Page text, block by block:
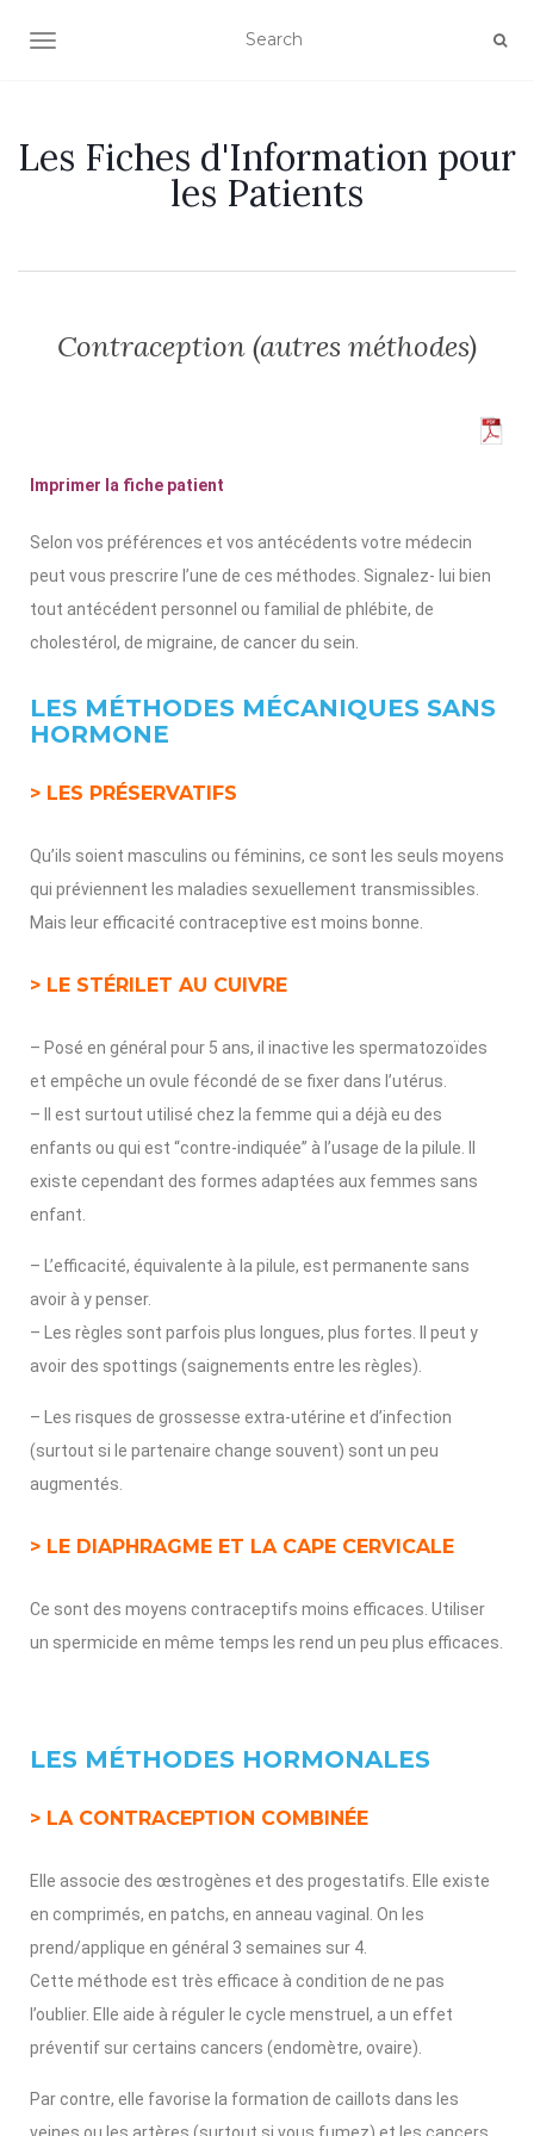
OUVRIR/FERMER LA NAVIGATION
Les Fiches d'Information pour
les Patients
Contraception (autres méthodes)
Imprimer la fiche patient
Selon vos préférences et vos antécédents votre médecin
peut vous prescrire l’une de ces méthodes. Signalez- lui bien
tout antécédent personnel ou familial de phlébite, de
cholestérol, de migraine, de cancer du sein.
LES MÉTHODES MÉCANIQUES SANS
HORMONE
> LES PRÉSERVATIFS
Qu’ils soient masculins ou féminins, ce sont les seuls moyens
qui préviennent les maladies sexuellement transmissibles.
Mais leur efficacité contraceptive est moins bonne.
> LE STÉRILET AU CUIVRE
– Posé en général pour 5 ans, il inactive les spermatozoïdes
et empêche un ovule fécondé de se fixer dans l’utérus.
– Il est surtout utilisé chez la femme qui a déjà eu des
enfants ou qui est “contre-indiquée” à l’usage de la pilule. Il
existe cependant des formes adaptées aux femmes sans
enfant.
– L’efficacité, équivalente à la pilule, est permanente sans
avoir à y penser.
– Les règles sont parfois plus longues, plus fortes. Il peut y
avoir des spottings (saignements entre les règles).
– Les risques de grossesse extra-utérine et d’infection
(surtout si le partenaire change souvent) sont un peu
augmentés.
> LE DIAPHRAGME ET LA CAPE CERVICALE
Ce sont des moyens contraceptifs moins efficaces. Utiliser
un spermicide en même temps les rend un peu plus efficaces.
LES MÉTHODES HORMONALES
> LA CONTRACEPTION COMBINÉE
Elle associe des œstrogènes et des progestatifs. Elle existe
en comprimés, en patchs, en anneau vaginal. On les
prend/applique en général 3 semaines sur 4.
Cette méthode est très efficace à condition de ne pas
l’oublier. Elle aide à réguler le cycle menstruel, a un effet
préventif sur certains cancers (endomètre, ovaire).
Par contre, elle favorise la formation de caillots dans les